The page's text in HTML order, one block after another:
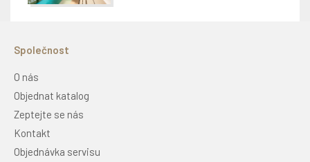
Společnost
O nás
Objednat katalog
Zeptejte se nás
Kontakt
Objednávka servisu